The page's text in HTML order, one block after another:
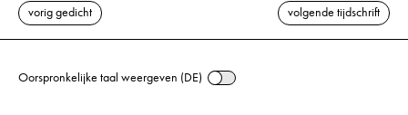
vorig gedicht volgende tijdschrift
Oorspronkelijke taal weergeven (DE)